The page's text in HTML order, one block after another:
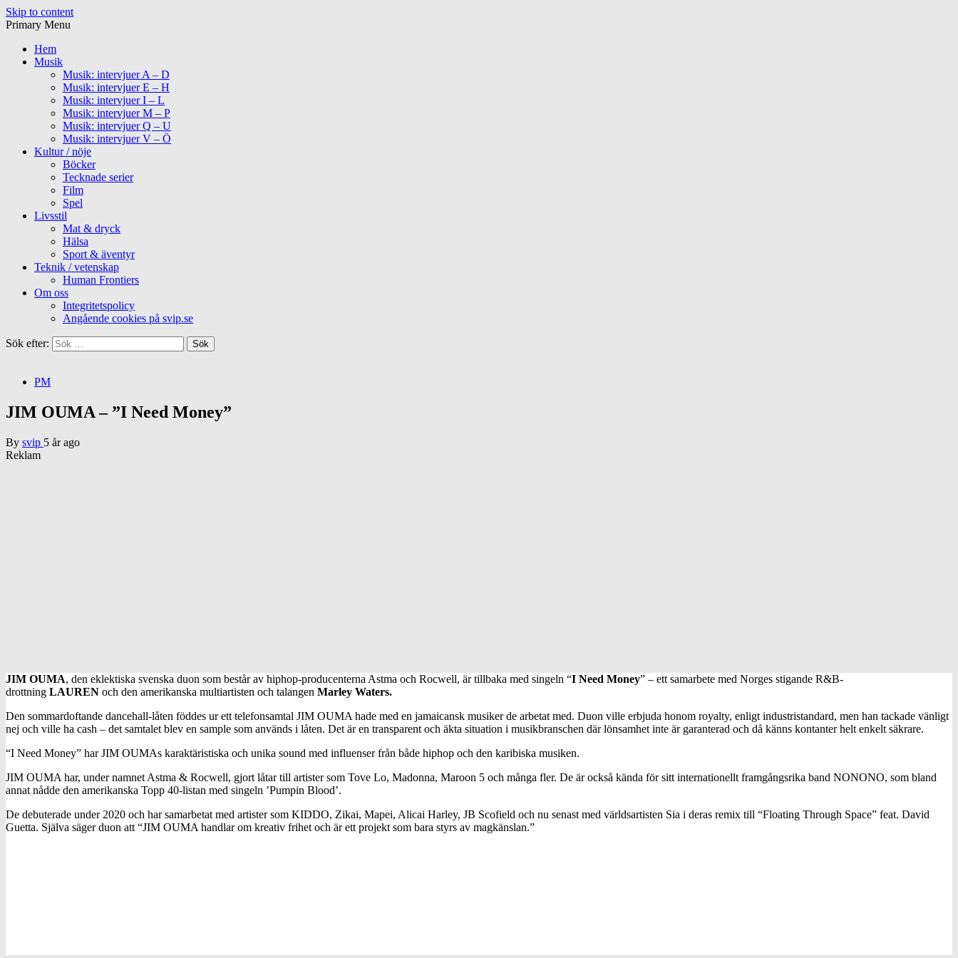
Skip to content
Primary Menu
Hem
Musik
Musik: intervjuer A – D
Musik: intervjuer E – H
Musik: intervjuer I – L
Musik: intervjuer M – P
Musik: intervjuer Q – U
Musik: intervjuer V – Ö
Kultur / nöje
Böcker
Tecknade serier
Film
Spel
Livsstil
Mat & dryck
Hälsa
Sport & äventyr
Teknik / vetenskap
Human Frontiers
Om oss
Integritetspolicy
Angående cookies på svip.se
Sök efter:
PM
JIM OUMA – ”I Need Money”
By svip 5 år ago
Reklam
JIM OUMA, den eklektiska svenska duon som består av hiphop-producenterna Astma och Rocwell, är tillbaka med singeln “I Need Money” – ett samarbete med Norges stigande R&B-
drottning LAUREN och den amerikanska multiartisten och talangen Marley Waters.
Den sommardoftande dancehall-låten föddes ur ett telefonsamtal JIM OUMA hade med en jamaicansk musiker de arbetat med. Duon ville erbjuda honom royalty, enligt industristandard, men han tackade vänligt
nej och ville ha cash – det samtalet blev en sample som används i låten. Det är en transparent och äkta situation i musikbranschen där lönsamhet inte är garanterad och då känns kontanter helt enkelt säkrare.
“I Need Money” har JIM OUMAs karaktäristiska och unika sound med influenser från både hiphop och den karibiska musiken.
JIM OUMA har, under namnet Astma & Rocwell, gjort låtar till artister som Tove Lo, Madonna, Maroon 5 och många fler. De är också kända för sitt internationellt framgångsrika band NONONO, som bland
annat nådde den amerikanska Topp 40-listan med singeln ’Pumpin Blood’.
De debuterade under 2020 och har samarbetat med artister som KIDDO, Zikai, Mapei, Alicai Harley, JB Scofield och nu senast med världsartisten Sia i deras remix till “Floating Through Space” feat. David
Guetta. Själva säger duon att “JIM OUMA handlar om kreativ frihet och är ett projekt som bara styrs av magkänslan.”